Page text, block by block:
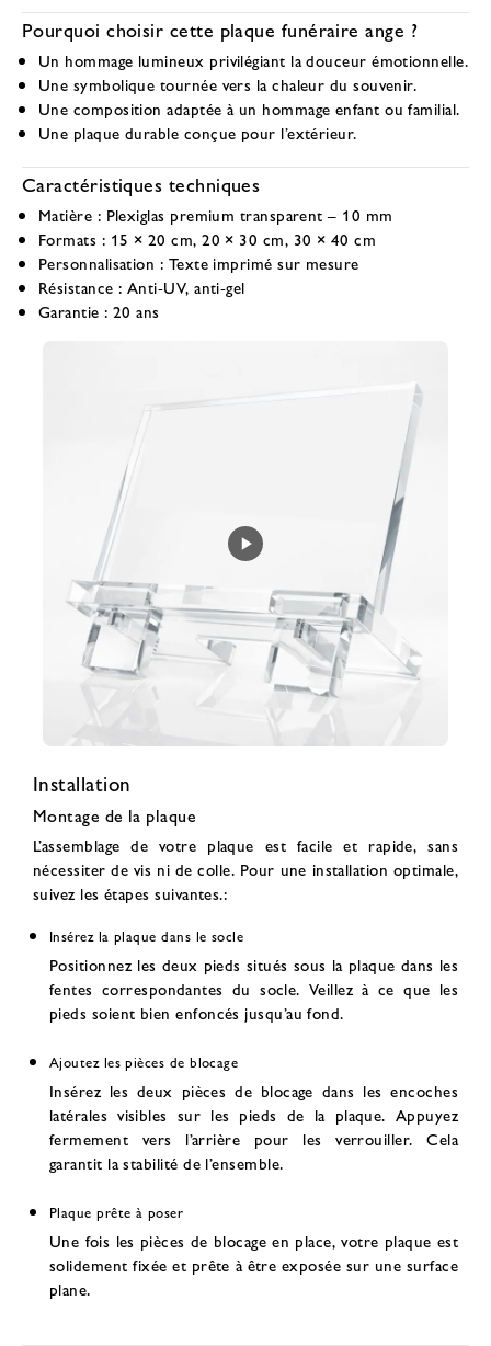
Pourquoi choisir cette plaque funéraire ange ?
Un hommage lumineux privilégiant la douceur émotionnelle.
Une symbolique tournée vers la chaleur du souvenir.
Une composition adaptée à un hommage enfant ou familial.
Une plaque durable conçue pour l’extérieur.
Caractéristiques techniques
Matière : Plexiglas premium transparent – 10 mm
Formats : 15 × 20 cm, 20 × 30 cm, 30 × 40 cm
Personnalisation : Texte imprimé sur mesure
Résistance : Anti-UV, anti-gel
Garantie : 20 ans
Installation
Montage de la plaque
L’assemblage de votre plaque est facile et rapide, sans
nécessiter de vis ni de colle. Pour une installation optimale,
suivez les étapes suivantes.:
Insérez la plaque dans le socle
Positionnez les deux pieds situés sous la plaque dans les
fentes correspondantes du socle. Veillez à ce que les
pieds soient bien enfoncés jusqu’au fond.
Ajoutez les pièces de blocage
Insérez les deux pièces de blocage dans les encoches
latérales visibles sur les pieds de la plaque. Appuyez
fermement vers l’arrière pour les verrouiller. Cela
garantit la stabilité de l’ensemble.
Plaque prête à poser
Une fois les pièces de blocage en place, votre plaque est
solidement fixée et prête à être exposée sur une surface
plane.